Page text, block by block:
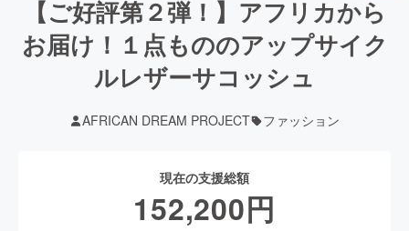
【ご好評第２弾！】アフリカから
お届け！１点もののアップサイク
ルレザーサコッシュ
AFRICAN DREAM PROJECT ファッション
現在の支援総額
152,200円